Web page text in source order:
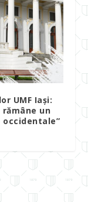
UMF Iași:
un